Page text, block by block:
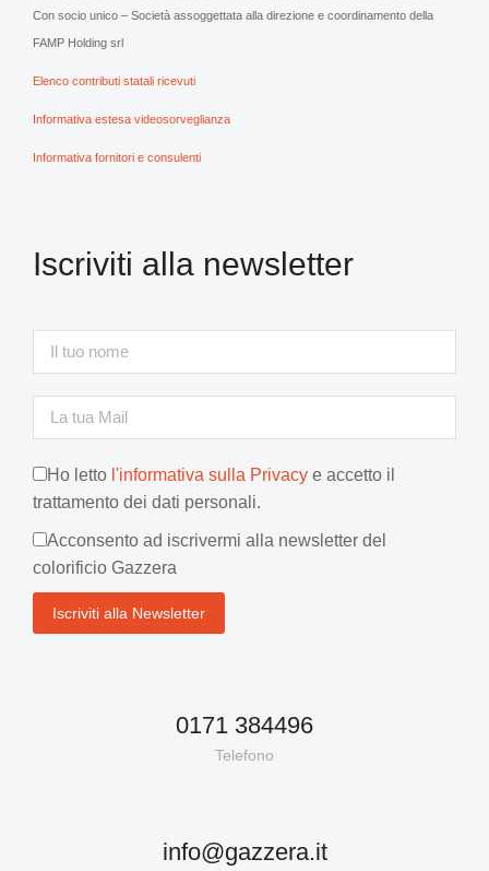
Con socio unico – Società assoggettata alla direzione e coordinamento della
FAMP Holding srl
Elenco contributi statali ricevuti
Informativa estesa videosorveglianza
Informativa fornitori e consulenti
Iscriviti alla newsletter
Ho letto l'informativa sulla Privacy e accetto il
trattamento dei dati personali.
Acconsento ad iscrivermi alla newsletter del
colorificio Gazzera
0171 384496
Telefono
info@gazzera.it